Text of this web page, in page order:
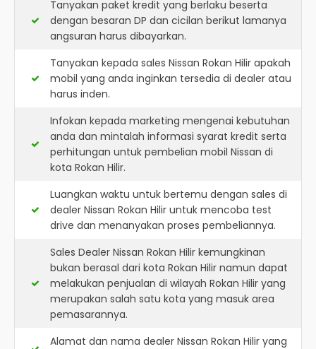
Tanyakan paket kredit yang berlaku beserta
dengan besaran DP dan cicilan berikut lamanya
angsuran harus dibayarkan.
Tanyakan kepada sales Nissan Rokan Hilir apakah
mobil yang anda inginkan tersedia di dealer atau
harus inden.
Infokan kepada marketing mengenai kebutuhan
anda dan mintalah informasi syarat kredit serta
perhitungan untuk pembelian mobil Nissan di
kota Rokan Hilir.
Luangkan waktu untuk bertemu dengan sales di
dealer Nissan Rokan Hilir untuk mencoba test
drive dan menanyakan proses pembeliannya.
Sales Dealer Nissan Rokan Hilir kemungkinan
bukan berasal dari kota Rokan Hilir namun dapat
melakukan penjualan di wilayah Rokan Hilir yang
merupakan salah satu kota yang masuk area
pemasarannya.
Alamat dan nama dealer Nissan Rokan Hilir yang